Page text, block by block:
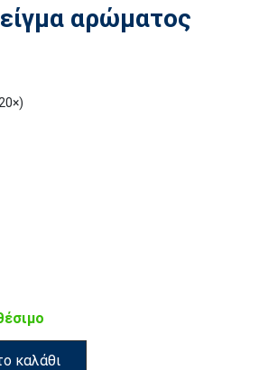
αρώματος
καλάθι